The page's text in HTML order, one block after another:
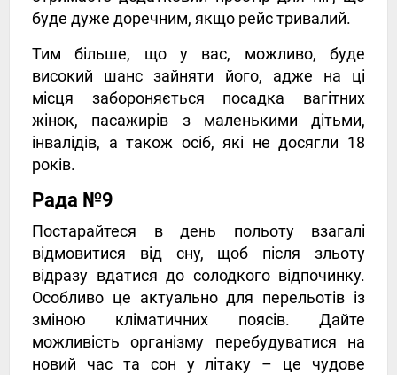
буде дуже доречним, якщо рейс тривалий.
Тим більше, що у вас, можливо, буде
високий шанс зайняти його, адже на ці
місця забороняється посадка вагітних
жінок, пасажирів з маленькими дітьми,
інвалідів, а також осіб, які не досягли 18
років.
Рада №9
Постарайтеся в день польоту взагалі
відмовитися від сну, щоб після зльоту
відразу вдатися до солодкого відпочинку.
Особливо це актуально для перельотів із
зміною кліматичних поясів. Дайте
можливість організму перебудуватися на
новий час та сон у літаку – це чудове